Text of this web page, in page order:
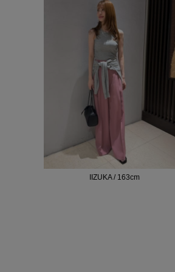
IIZUKA / 163cm